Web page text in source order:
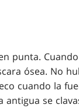
punta.
ósea. No
cuando la
se